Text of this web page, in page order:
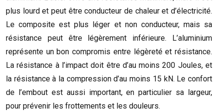
plus lourd et peut être conducteur de chaleur et d’électricité.
Le composite est plus léger et non conducteur, mais sa
résistance peut être légèrement inférieure. L’aluminium
représente un bon compromis entre légèreté et résistance.
La résistance à l’impact doit être d’au moins 200 Joules, et
la résistance à la compression d’au moins 15 kN. Le confort
de l’embout est aussi important, en particulier sa largeur,
pour prévenir les frottements et les douleurs.